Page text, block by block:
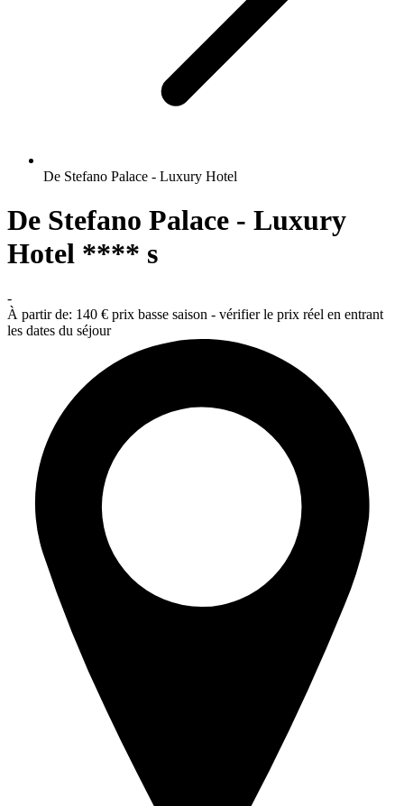
De Stefano Palace - Luxury Hotel
De Stefano Palace - Luxury
Hotel **** s
-
À partir de: 140 € prix basse saison - vérifier le prix réel en entrant
les dates du séjour